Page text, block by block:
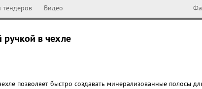
тендеров Видео
ручкой в чехле
позволяет быстро создавать минерализованные полосы